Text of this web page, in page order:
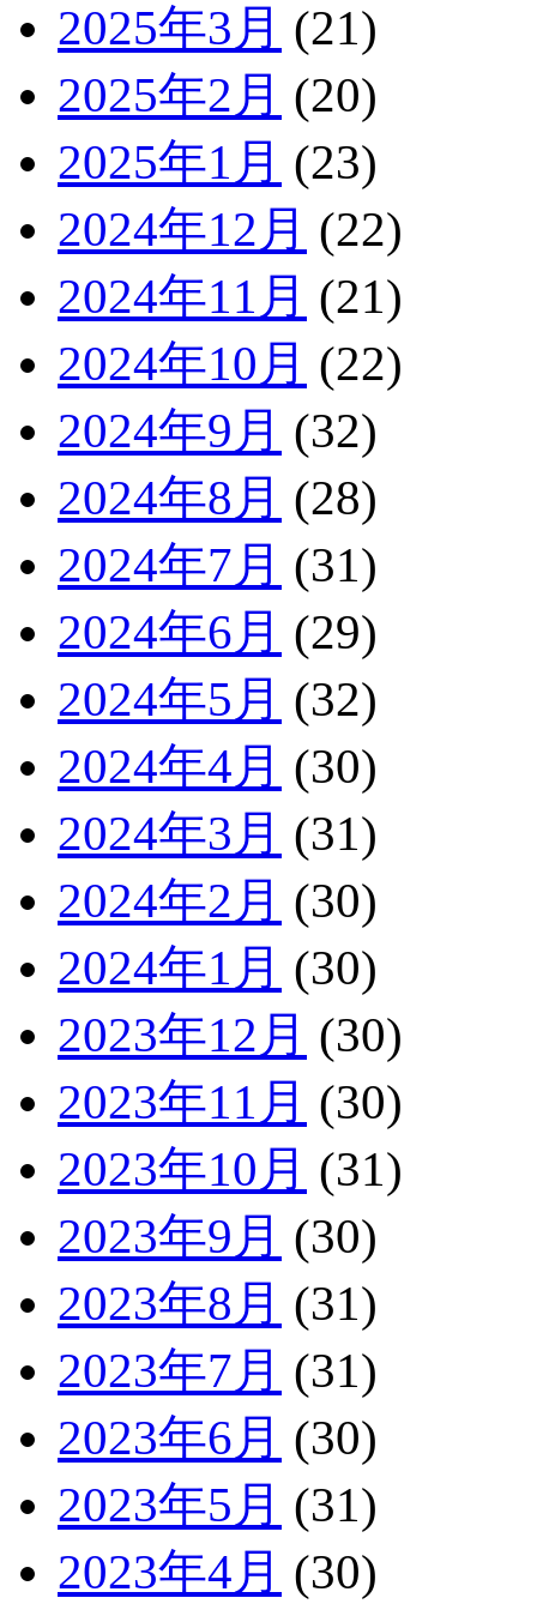
2025年3月 (21)
2025年2月 (20)
2025年1月 (23)
2024年12月 (22)
2024年11月 (21)
2024年10月 (22)
2024年9月 (32)
2024年8月 (28)
2024年7月 (31)
2024年6月 (29)
2024年5月 (32)
2024年4月 (30)
2024年3月 (31)
2024年2月 (30)
2024年1月 (30)
2023年12月 (30)
2023年11月 (30)
2023年10月 (31)
2023年9月 (30)
2023年8月 (31)
2023年7月 (31)
2023年6月 (30)
2023年5月 (31)
2023年4月 (30)